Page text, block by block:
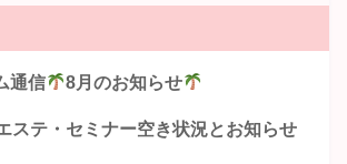
通信 8月のお知らせ
ステ・セミナー空き状況とお知らせ